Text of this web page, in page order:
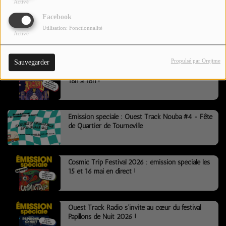
Activé
Facebook
Activé
Utilisation: Fonctionnalité
Sauvegarder Propulsé par Orejime
Se connecter
Émission spéciale pour le festival Aérolive 2026 !
16h à 18h !
Emission spéciale : Ouest Track Nouba #4 - Fête
de Quartier de Tourneville
Cosmic Trip Festival 2026 : émission spéciale les
15 et 16 mai en direct !
Ouest Track Radio s’invite au cœur du festival
Papillons de Nuit 2026 !